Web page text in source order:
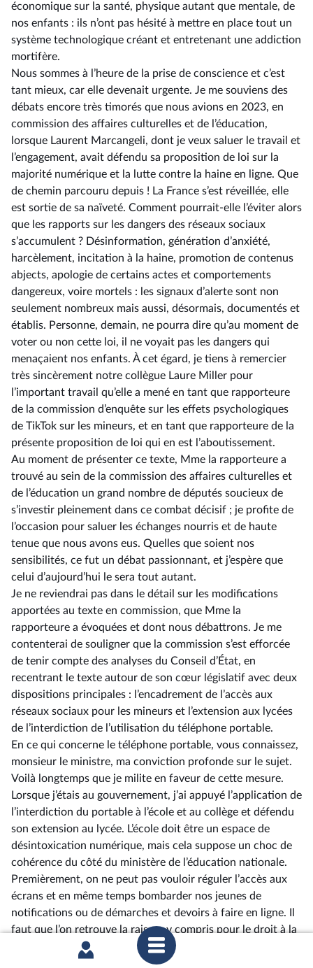
économique sur la santé, physique autant que mentale, de
nos enfants : ils n’ont pas hésité à mettre en place tout un
système technologique créant et entretenant une addiction
mortifère.
Nous sommes à l’heure de la prise de conscience et c’est
tant mieux, car elle devenait urgente. Je me souviens des
débats encore très timorés que nous avions en 2023, en
commission des affaires culturelles et de l’éducation,
lorsque Laurent Marcangeli, dont je veux saluer le travail et
l’engagement, avait défendu sa proposition de loi sur la
majorité numérique et la lutte contre la haine en ligne. Que
de chemin parcouru depuis ! La France s’est réveillée, elle
est sortie de sa naïveté. Comment pourrait-elle l’éviter alors
que les rapports sur les dangers des réseaux sociaux
s’accumulent ? Désinformation, génération d’anxiété,
harcèlement, incitation à la haine, promotion de contenus
abjects, apologie de certains actes et comportements
dangereux, voire mortels : les signaux d’alerte sont non
seulement nombreux mais aussi, désormais, documentés et
établis. Personne, demain, ne pourra dire qu’au moment de
voter ou non cette loi, il ne voyait pas les dangers qui
menaçaient nos enfants. À cet égard, je tiens à remercier
très sincèrement notre collègue Laure Miller pour
l’important travail qu’elle a mené en tant que rapporteure
de la commission d’enquête sur les effets psychologiques
de TikTok sur les mineurs, et en tant que rapporteure de la
présente proposition de loi qui en est l’aboutissement.
Au moment de présenter ce texte, Mme la rapporteure a
trouvé au sein de la commission des affaires culturelles et
de l’éducation un grand nombre de députés soucieux de
s’investir pleinement dans ce combat décisif ; je profite de
l’occasion pour saluer les échanges nourris et de haute
tenue que nous avons eus. Quelles que soient nos
sensibilités, ce fut un débat passionnant, et j’espère que
celui d’aujourd’hui le sera tout autant.
Je ne reviendrai pas dans le détail sur les modifications
apportées au texte en commission, que Mme la
rapporteure a évoquées et dont nous débattrons. Je me
contenterai de souligner que la commission s’est efforcée
de tenir compte des analyses du Conseil d’État, en
recentrant le texte autour de son cœur législatif avec deux
dispositions principales : l’encadrement de l’accès aux
réseaux sociaux pour les mineurs et l’extension aux lycées
de l’interdiction de l’utilisation du téléphone portable.
En ce qui concerne le téléphone portable, vous connaissez,
monsieur le ministre, ma conviction profonde sur le sujet.
Voilà longtemps que je milite en faveur de cette mesure.
Lorsque j’étais au gouvernement, j’ai appuyé l’application de
l’interdiction du portable à l’école et au collège et défendu
son extension au lycée. L’école doit être un espace de
désintoxication numérique, mais cela suppose un choc de
cohérence du côté du ministère de l’éducation nationale.
Premièrement, on ne peut pas vouloir réguler l’accès aux
écrans et en même temps bombarder nos jeunes de
notifications ou de démarches et devoirs à faire en ligne. Il
faut que l’on retrouve la raison, y compris pour le droit à la
déconnexion de nos enseignants et personnels éducatifs.
Deuxièmement, on ne veut pas former des Amish, mais des